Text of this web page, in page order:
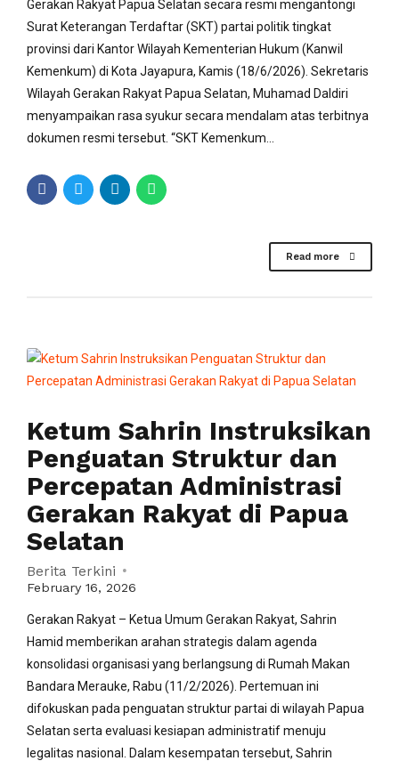
Gerakan Rakyat Papua Selatan secara resmi mengantongi
Surat Keterangan Terdaftar (SKT) partai politik tingkat
provinsi dari Kantor Wilayah Kementerian Hukum (Kanwil
Kemenkum) di Kota Jayapura, Kamis (18/6/2026). Sekretaris
Wilayah Gerakan Rakyat Papua Selatan, Muhamad Daldiri
menyampaikan rasa syukur secara mendalam atas terbitnya
dokumen resmi tersebut. “SKT Kemenkum...
Read more
Ketum Sahrin Instruksikan
Penguatan Struktur dan
Percepatan Administrasi
Gerakan Rakyat di Papua
Selatan
Berita Terkini
February 16, 2026
Gerakan Rakyat – Ketua Umum Gerakan Rakyat, Sahrin
Hamid memberikan arahan strategis dalam agenda
konsolidasi organisasi yang berlangsung di Rumah Makan
Bandara Merauke, Rabu (11/2/2026). Pertemuan ini
difokuskan pada penguatan struktur partai di wilayah Papua
Selatan serta evaluasi kesiapan administratif menuju
legalitas nasional. Dalam kesempatan tersebut, Sahrin